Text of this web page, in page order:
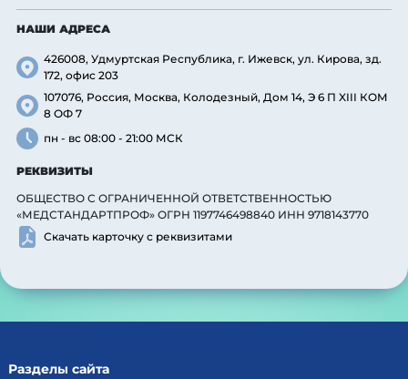
НАШИ АДРЕСА
426008, Удмуртская Республика, г. Ижевск, ул. Кирова, зд.
172, офис 203
107076, Россия, Москва, Колодезный, Дом 14, Э 6 П XIII КОМ
8 ОФ 7
пн - вс 08:00 - 21:00 МСК
РЕКВИЗИТЫ
ОБЩЕСТВО С ОГРАНИЧЕННОЙ ОТВЕТСТВЕННОСТЬЮ
«МЕДСТАНДАРТПРОФ» ОГРН 1197746498840 ИНН 9718143770
Скачать карточку с реквизитами
Разделы сайта